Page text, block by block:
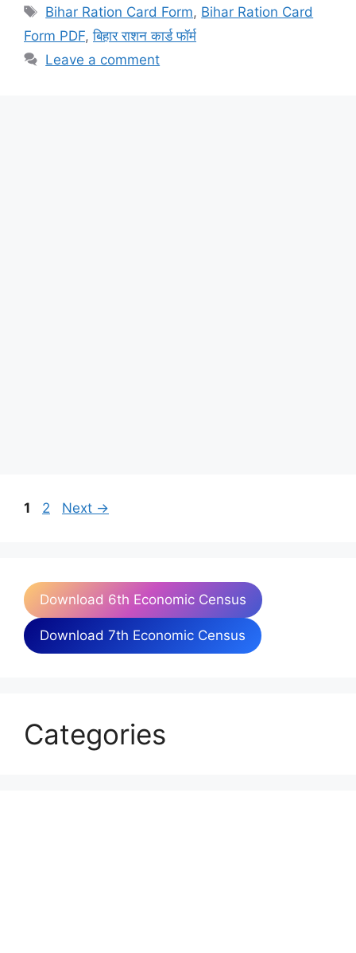
Tags
Bihar Ration Card Form, Bihar Ration Card
Form PDF,बिहार राशन कार्ड फॉर्म
Leave a comment
Page
1 Page
2 Next →
Download 6th Economic Census
Download 7th Economic Census
Categories